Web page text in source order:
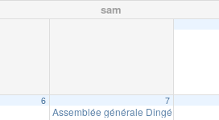
sam
6 7
Assemblée générale Dingé Patrimoine